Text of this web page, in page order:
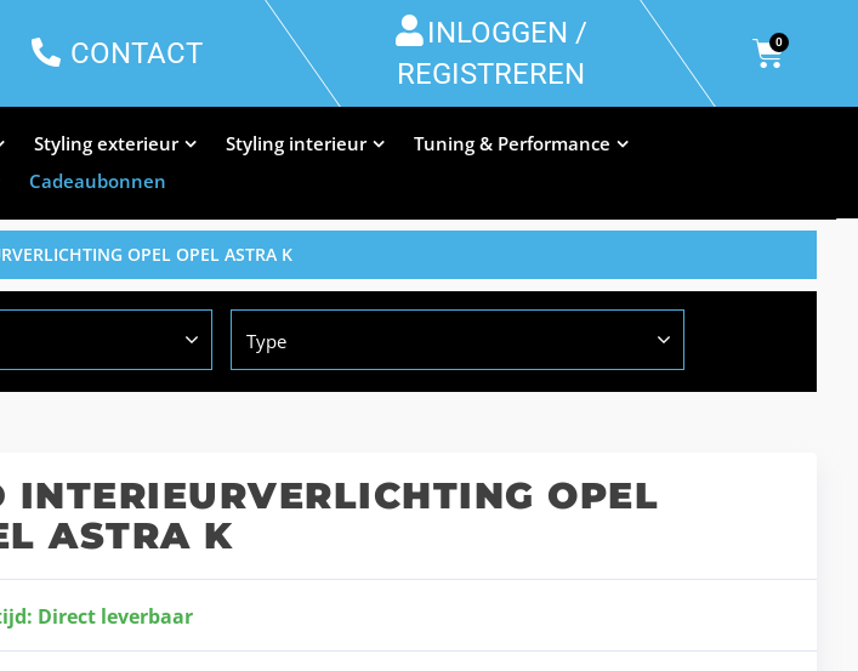
CONTACT
INLOGGEN /
REGISTREREN
0
Styling exterieur Styling interieur
Tuning & Performance
Cadeaubonnen
OPEL OPEL ASTRA K
Type
INTERIEURVERLICHTING OPEL
ASTRA K
Direct leverbaar